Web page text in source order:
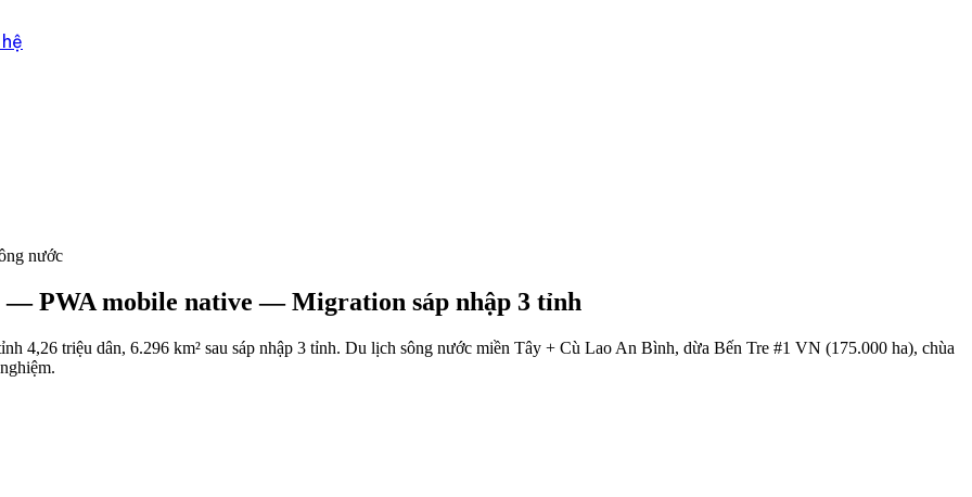
nước
— PWA mobile native — Migration sáp nhập 3 tỉnh
4,26 triệu dân, 6.296 km² sau sáp nhập 3 tỉnh. Du lịch sông nước miền Tây + Cù Lao An Bình, dừa Bến Tre #1 VN (175.000 ha), chùa